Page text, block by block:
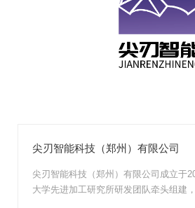
尖刃智能科技（郑州）有限公司
尖刃智能科技（郑州）有限公司成立于
大学先进加工研究所研发团队牵头组建